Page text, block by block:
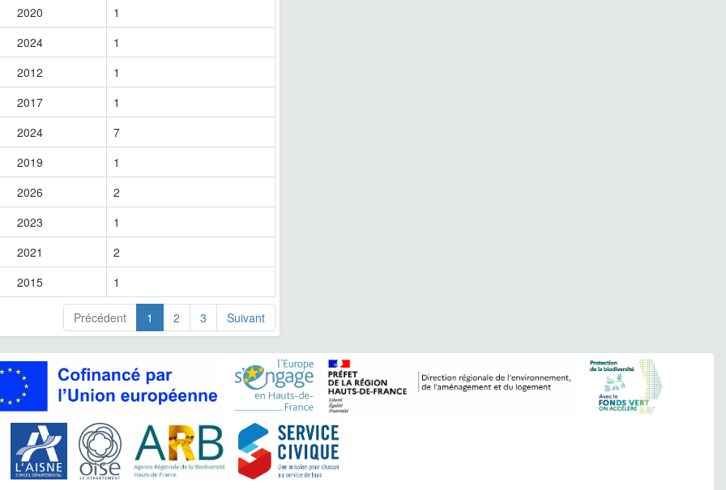
2020
1
2024
1
2012
1
2017
1
2024
7
2019
1
2026
2
2023
1
2021
2
2015
1
Précédent 1 2 3 Suivant